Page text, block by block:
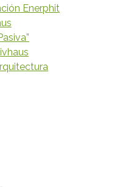
Enerphit